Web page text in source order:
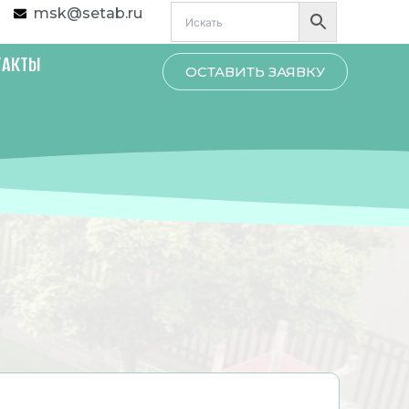
msk@setab.ru
ОСТАВИТЬ ЗАЯВКУ